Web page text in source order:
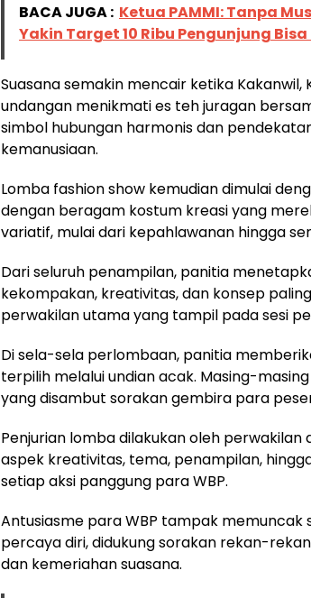
BACA JUGA : Ketua PAMMI: Tanpa
Yakin Target 10 Ribu Pengunjung
Suasana semakin mencair ketika Kakanwil,
undangan menikmati es teh juragan
simbol hubungan harmonis dan
kemanusiaan.
Lomba fashion show kemudian dimulai
dengan beragam kostum kreasi yang
variatif, mulai dari kepahlawanan hingga
Dari seluruh penampilan, panitia
kekompakan, kreativitas, dan konsep
perwakilan utama yang tampil pada sesi
Di sela-sela perlombaan, panitia
terpilih melalui undian acak. Masing-
yang disambut sorakan gembira para
Penjurian lomba dilakukan oleh perwakilan
aspek kreativitas, tema, penampilan,
setiap aksi panggung para WBP.
Antusiasme para WBP tampak
percaya diri, didukung sorakan rekan-
dan kemeriahan suasana.